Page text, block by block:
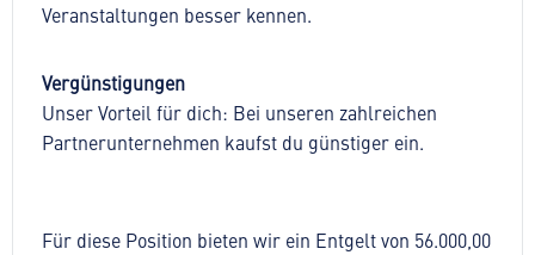
Veranstaltungen besser kennen.
Vergünstigungen
Unser Vorteil für dich: Bei unseren zahlreichen
Partnerunternehmen kaufst du günstiger ein.
Für diese Position bieten wir ein Entgelt von 56.000,00